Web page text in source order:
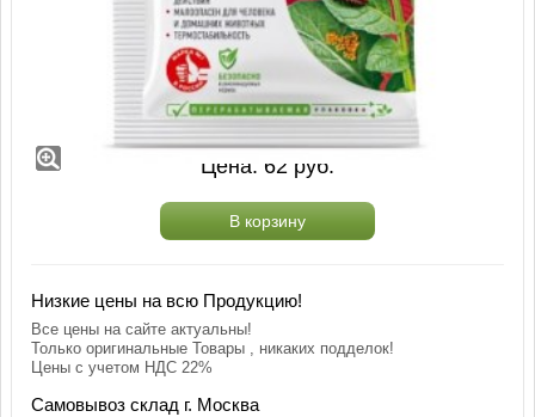
Жукоед Био, СК (1,5 мл)
Старая цена:
Цена: 62 руб.
В корзину
Низкие цены на всю Продукцию!
Все цены на сайте актуальны!
Только оригинальные Товары , никаких подделок!
Цены с учетом НДС 22%
Самовывоз склад г. Москва